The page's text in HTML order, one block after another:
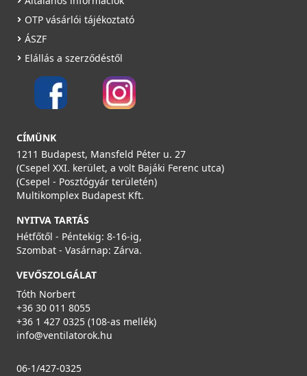
741002
Saját raktárunkban
VILPE 125P/IS/500 FLOW tetőszellőző, vörös
350048
OTP vásárlói tájékoztató
ÁSZF
Elállás a szerződéstől
CÍMÜNK
1211 Budapest, Mansfeld Péter u. 27
(Csepel XXI. kerület, a volt Bajáki Ferenc utca)
(Csepel - Posztógyár területén)
Multikomplex Budapest Kft.
NYITVA TARTÁS
Hétfőtől - Péntekig: 8-16-ig,
Szombat - Vasárnap: Zárva.
VEVŐSZOLGÁLAT
Tóth Norbert
+36 30 011 8055
+36 1 427 0325 (108-as mellék)
info@ventilatorok.hu
06-1/427-0325